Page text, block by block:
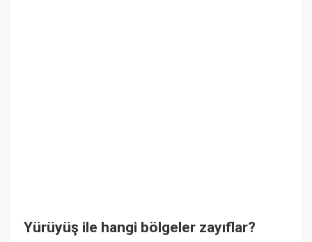
Yürüyüş ile hangi bölgeler zayıflar?